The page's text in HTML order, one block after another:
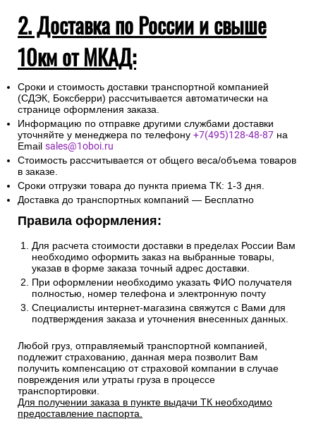
2. Доставка по России и свыше
10км от МКАД:
Сроки и стоимость доставки транспортной компанией
(СДЭК, Боксберри) рассчитывается автоматически на
странице оформления заказа.
Информацию по отправке другими службами доставки
уточняйте у менеджера по телефону +7(495)128-48-87 на
Email sales@1oboi.ru
Стоимость рассчитывается от общего веса/объема товаров
в заказе.
Сроки отгрузки товара до пункта приема ТК: 1-3 дня.
Доставка до транспортных компаний — Бесплатно
Правила оформления:
Для расчета стоимости доставки в пределах России Вам
необходимо оформить заказ на выбранные товары,
указав в форме заказа точный адрес доставки.
При оформлении необходимо указать ФИО получателя
полностью, номер телефона и электронную почту
Специалисты интернет-магазина свяжутся с Вами для
подтверждения заказа и уточнения внесенных данных.
Любой груз, отправляемый транспортной компанией,
подлежит страхованию, данная мера позволит Вам
получить компенсацию от страховой компании в случае
повреждения или утраты груза в процессе
транспортировки.
Для получении заказа в пункте выдачи ТК необходимо
предоставление паспорта.